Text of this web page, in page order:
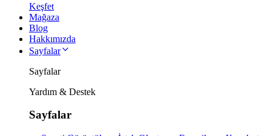
Keşfet
Mağaza
Blog
Hakkımızda
Sayfalar
Sayfalar
Yardım & Destek
Sayfalar